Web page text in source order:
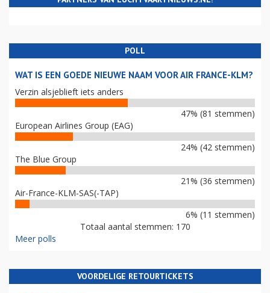
POLL
WAT IS EEN GOEDE NIEUWE NAAM VOOR AIR FRANCE-KLM?
Verzin alsjeblieft iets anders
47% (81 stemmen)
European Airlines Group (EAG)
24% (42 stemmen)
The Blue Group
21% (36 stemmen)
Air-France-KLM-SAS(-TAP)
6% (11 stemmen)
Totaal aantal stemmen: 170
Meer polls
VOORDELIGE RETOURTICKETS